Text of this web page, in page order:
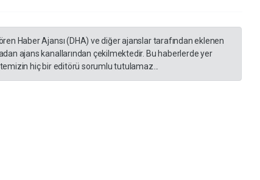
Haber Ajansı (DHA) ve diğer ajanslar tarafından eklenen
ajans kanallarından çekilmektedir. Bu haberlerde yer
hiç bir editörü sorumlu tutulamaz...